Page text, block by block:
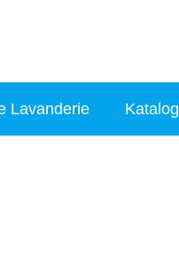
Lavanderie Katalog